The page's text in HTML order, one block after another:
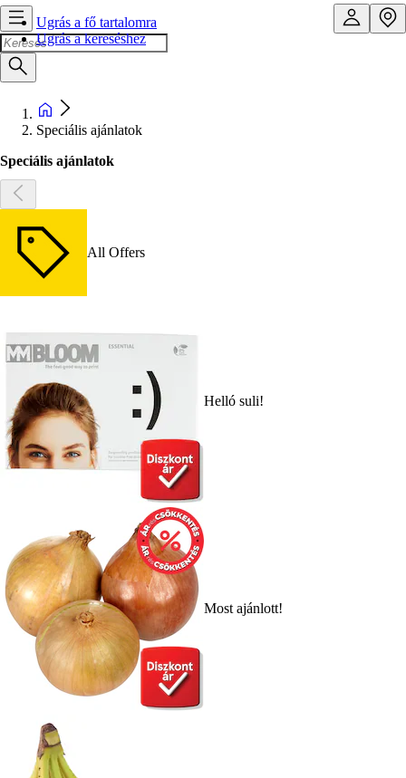
Ugrás a fő tartalomra
Ugrás a kereséshez
Speciális ajánlatok
Speciális ajánlatok
All Offers
Helló suli!
Most ajánlott!